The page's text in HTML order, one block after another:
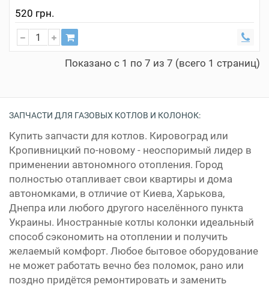
520 грн.
Показано с 1 по 7 из 7 (всего 1 страниц)
ЗАПЧАСТИ ДЛЯ ГАЗОВЫХ КОТЛОВ И КОЛОНОК:
Купить запчасти для котлов. Кировоград или
Кропивницкий по-новому - неоспоримый лидер в
применении автономного отопления. Город
полностью отапливает свои квартиры и дома
автономками, в отличие от Киева, Харькова,
Днепра или любого другого населённого пункта
Украины. Иностранные котлы колонки идеальный
способ сэкономить на отоплении и получить
желаемый комфорт. Любое бытовое оборудование
не может работать вечно без поломок, рано или
поздно придётся ремонтировать и заменить